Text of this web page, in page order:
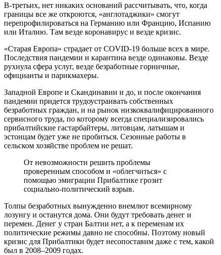
В-третьих, нет никаких оснований рассчитывать, что, когда
границы все же откроются, «англотаджики» смогут
перепрофилироваться на Германию или Францию, Испанию
или Италию. Там везде коронавирус и везде кризис.
«Старая Европа» страдает от COVID-19 больше всех в мире.
Последствия пандемии и карантина везде одинаковы. Везде
рухнула сфера услуг, везде безработные горничные,
официанты и парикмахеры.
Западной Европе и Скандинавии и до, и после окончания
пандемии придется трудоустраивать собственных
безработных граждан, и на рынок низкоквалифицированного
сервисного труда, по которому всегда специализировались
прибалтийские гастарбайтеры, литовцам, латышам и
эстонцам будет уже не пробиться. Сезонные работы в
сельском хозяйстве проблем не решат.
От невозможности решить проблемы
проверенным способом и «облегчиться» с
помощью эмиграции Прибалтике грозит
социально-политический взрыв.
Толпы безработных вынужденно внемлют всемирному
лозунгу и останутся дома. Они будут требовать денег и
перемен. Денег у стран Балтии нет, а к переменам их
политические режимы давно не способны. Поэтому новый
кризис для Прибалтики будет несопоставим даже с тем, какой
был в 2008–2009 годах.